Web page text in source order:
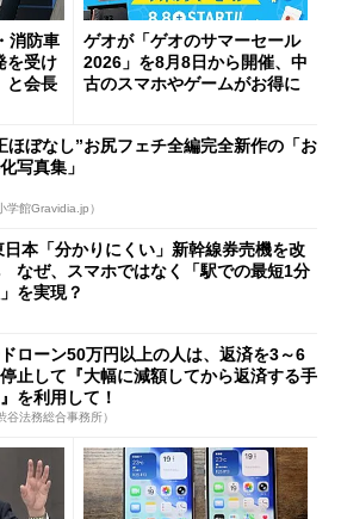
消防車
を受け
と会長
ゲオが「ゲオのサマーセール
2026」を8月8日から開催、中
古のスマホやゲームがお得に
ほぼなし”お尻フェチ全編完全新作の「お
写真集」
学館Gravidia.jp）
日本「分かりにくい」新幹線券売機を改
なぜ、スマホではなく「駅での最短1分
を実現？
ローン50万円以上の人は、返済を3～6
止して『大幅に減額してから返済する手
を利用して！
谷法務総合事務所）